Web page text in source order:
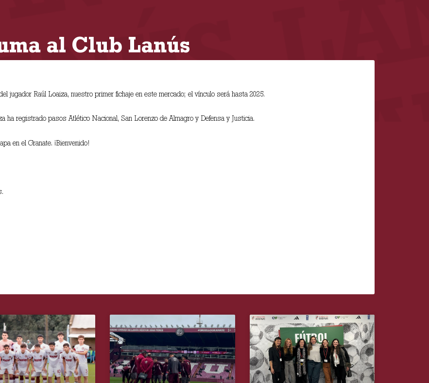
al Club Lanús
jugador Raúl Loaiza, nuestro primer fichaje en este mercado; el vínculo será hasta 2025.
ha registrado pasos Atlético Nacional, San Lorenzo de Almagro y Defensa y Justicia.
en el Granate. ¡Bienvenido!